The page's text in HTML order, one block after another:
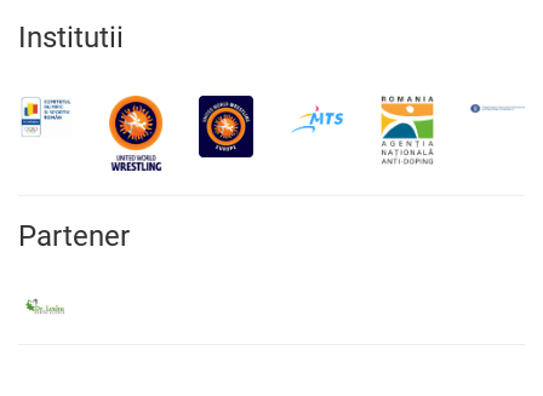
Institutii
Partener